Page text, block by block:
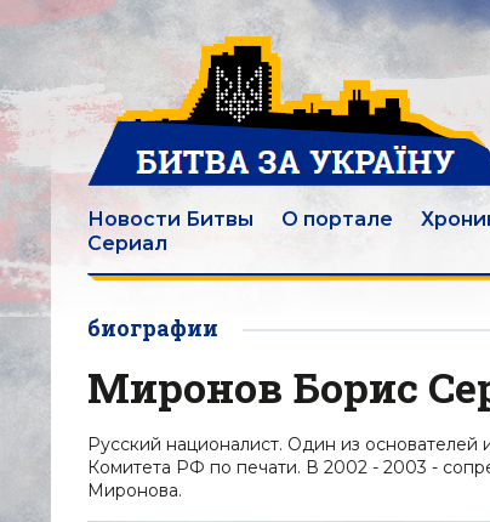
Новости Битвы О портале
Сериал
биографии
Миронов Борис
Русский националист. Один из основателей
Комитета РФ по печати. В 2002 - 2003 -
Миронова.